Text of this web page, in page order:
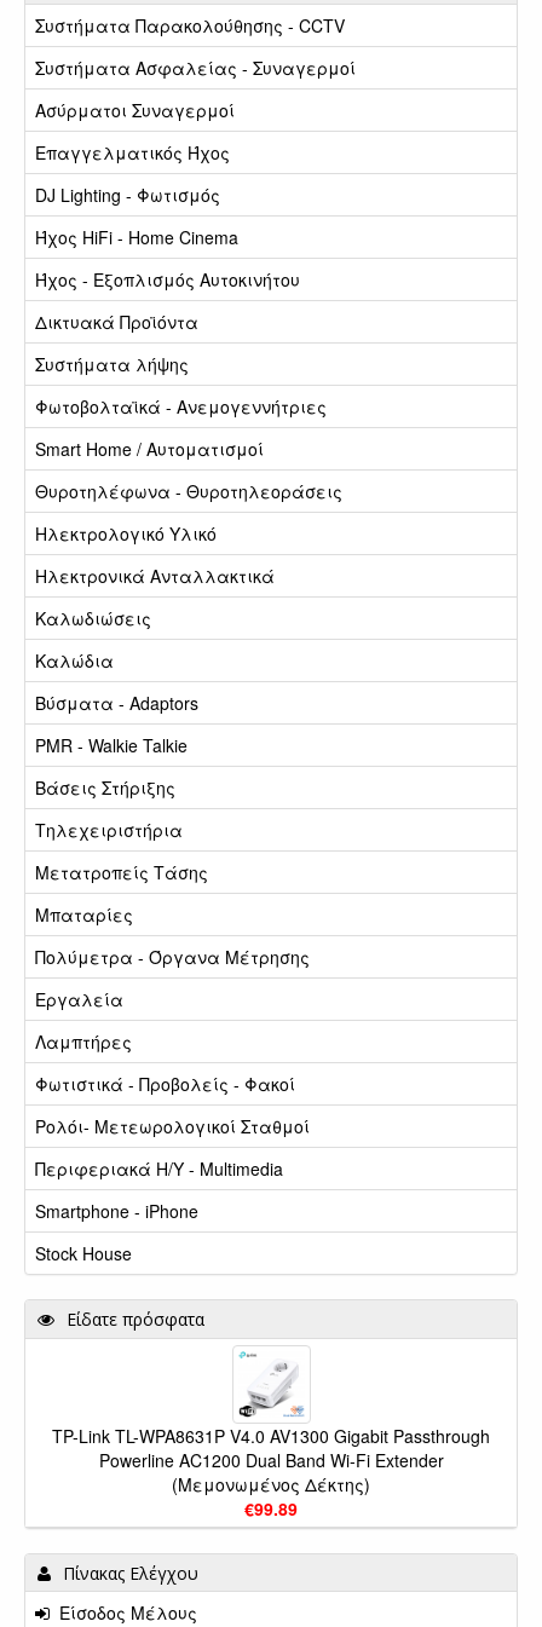
Συστήματα Παρακολούθησης - CCTV
Συστήματα Ασφαλείας - Συναγερμοί
Ασύρματοι Συναγερμοί
Επαγγελματικός Ήχος
DJ Lighting - Φωτισμός
Ήχος HiFi - Home Cinema
Ήχος - Εξοπλισμός Αυτοκινήτου
Δικτυακά Προϊόντα
Συστήματα λήψης
Φωτοβολταϊκά - Ανεμογεννήτριες
Smart Home / Αυτοματισμοί
Θυροτηλέφωνα - Θυροτηλεοράσεις
Ηλεκτρολογικό Υλικό
Ηλεκτρονικά Ανταλλακτικά
Καλωδιώσεις
Καλώδια
Βύσματα - Adaptors
PMR - Walkie Talkie
Βάσεις Στήριξης
Τηλεχειριστήρια
Μετατροπείς Τάσης
Μπαταρίες
Πολύμετρα - Όργανα Μέτρησης
Εργαλεία
Λαμπτήρες
Φωτιστικά - Προβολείς - Φακοί
Ρολόι- Μετεωρολογικοί Σταθμοί
Περιφεριακά Η/Υ - Multimedia
Smartphone - iPhone
Stock House
Είδατε πρόσφατα
TP-Link TL-WPA8631P V4.0 AV1300 Gigabit Passthrough
Powerline AC1200 Dual Band Wi-Fi Extender
(Μεμονωμένος Δέκτης)
€99.89
Πίνακας Ελέγχου
Είσοδος Μέλους